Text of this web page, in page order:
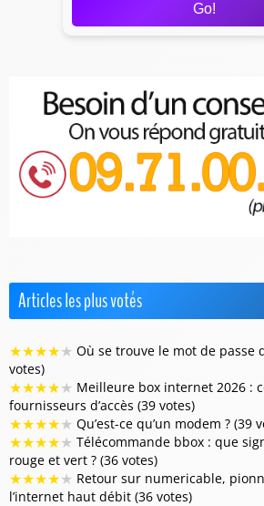
Go!
Articles les plus votés
★★★★★ Où se trouve le mot de passe
votes)
★★★★★ Meilleure box internet 2026 :
fournisseurs d’accès (39 votes)
★★★★★ Qu’est-ce qu’un modem ? (39
★★★★★ Télécommande bbox : que
rouge et vert ? (36 votes)
★★★★★ Retour sur numericable,
l’internet haut débit (36 votes)